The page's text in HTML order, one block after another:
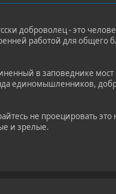
доброволец - это
работой для общего
в заповеднике
единомышленников,
не проецировать
и зрелые.